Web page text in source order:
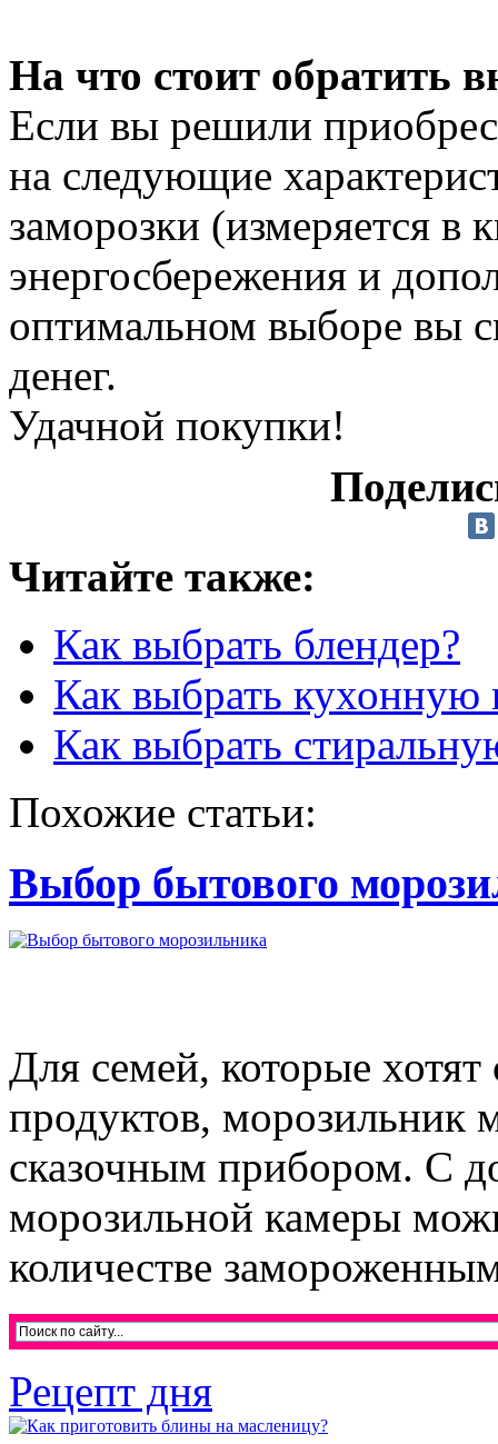
На что стоит обратить
Если вы решили
на следующие
заморозки (измеряется в
энергосбережения и
оптимальном выборе вы
денег.
Удачной покупки!
Читайте также:
Как выбрать блендер?
Как выбрать кухонную
Как выбрать
Похожие статьи:
Выбор бытового
Для семей, которые
продуктов, морозильник
сказочным прибором. С
морозильной камеры
количестве
Рецепт дня